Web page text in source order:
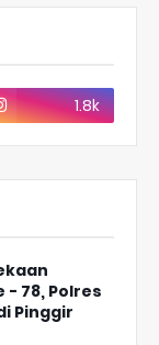
1.8k
- 78, Polres
Pinggir